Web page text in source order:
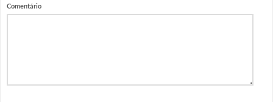
Comentário